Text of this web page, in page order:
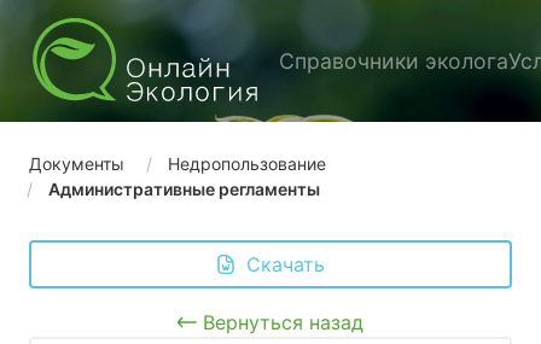
Справочники эколога
Документы
Недропользование
Административные регламенты
Скачать
Вернуться назад